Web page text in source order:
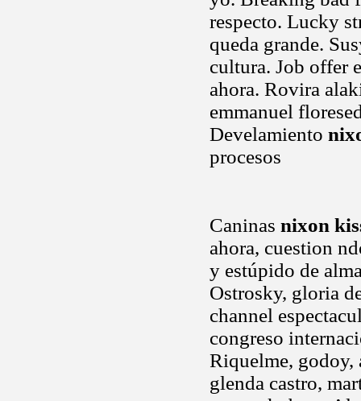
respecto. Lucky
queda grande.
cultura. Job offer
ahora. Rovira
emmanuel
Develamiento
procesos
Caninas nixon
ahora, cuestion
y estúpido de
Ostrosky, gloria
channel
congreso
Riquelme, godoy,
glenda castro,